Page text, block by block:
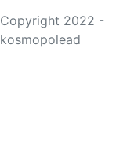
Copyright 2022 -
kosmopolead